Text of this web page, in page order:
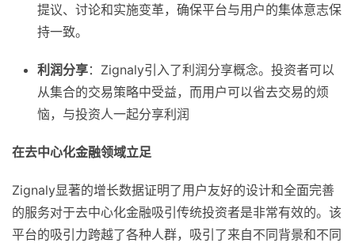
提议、讨论和实施变革，确保平台与用户的集体意志保
持一致。
利润分享：Zignaly引入了利润分享概念。投资者可以
从集合的交易策略中受益，而用户可以省去交易的烦
恼，与投资人一起分享利润
在去中心化金融领域立足
Zignaly显著的增长数据证明了用户友好的设计和全面完善
的服务对于去中心化金融吸引传统投资者是非常有效的。该
平台的吸引力跨越了各种人群，吸引了来自不同背景和不同